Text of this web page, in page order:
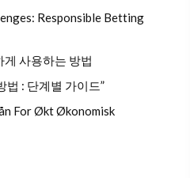
Responsible Betting
사용하는 방법
법 : 단계별 가이드”
For Økt Økonomisk